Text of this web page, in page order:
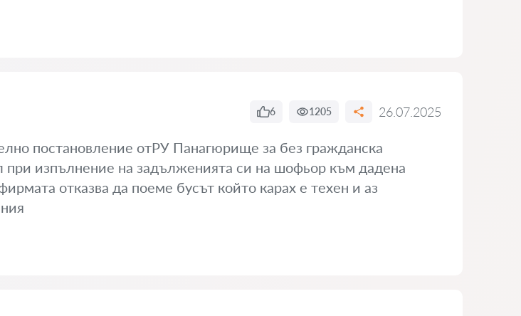
6 1205 26.07.2025
постановление отРУ Панагюрище за без гражданска
при изпълнение на задълженията си на шофьор към дадена
отказва да поеме бусът който карах е техен и аз